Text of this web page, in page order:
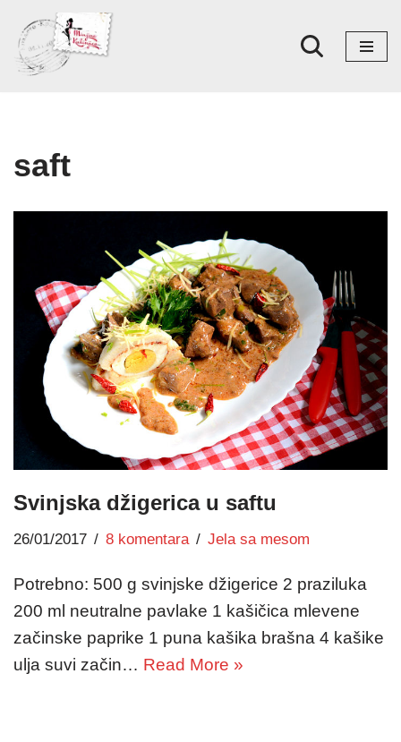
Skoči
na
saft
Svinjska džigerica u saftu
26/01/2017 8 komentara Jela sa mesom
Potrebno: 500 g svinjske džigerice 2 praziluka
200 ml neutralne pavlake 1 kašičica mlevene
začinske paprike 1 puna kašika brašna 4 kašike
ulja suvi začin… Read More »